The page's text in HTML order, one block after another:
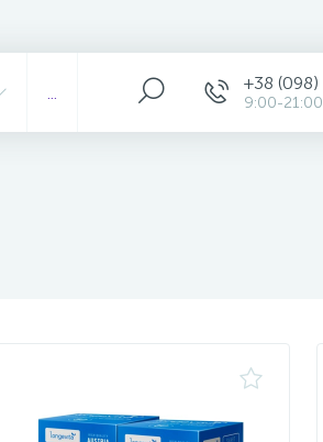
+38 (098)
9:00-21:00